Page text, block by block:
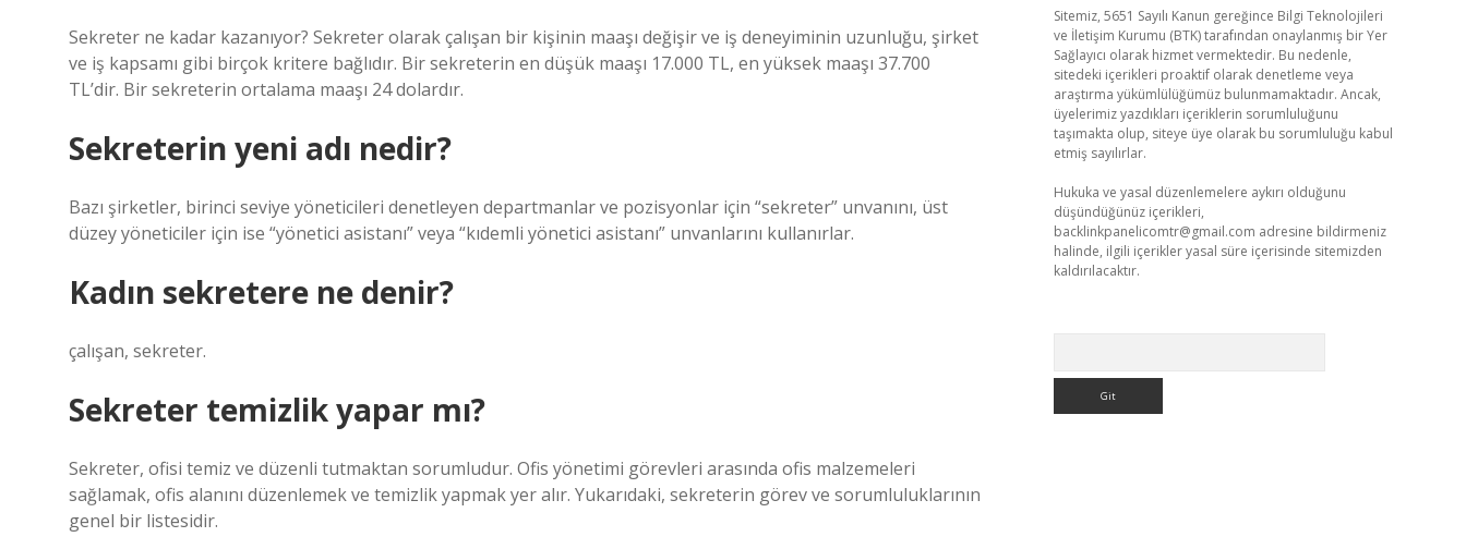
Sekreter ne kadar kazanıyor? Sekreter olarak çalışan bir kişinin maaşı değişir ve iş deneyiminin uzunluğu, şirket
ve iş kapsamı gibi birçok kritere bağlıdır. Bir sekreterin en düşük maaşı 17.000 TL, en yüksek maaşı 37.700
TL’dir. Bir sekreterin ortalama maaşı 24 dolardır.
Sekreterin yeni adı nedir?
Bazı şirketler, birinci seviye yöneticileri denetleyen departmanlar ve pozisyonlar için “sekreter” unvanını, üst
düzey yöneticiler için ise “yönetici asistanı” veya “kıdemli yönetici asistanı” unvanlarını kullanırlar.
Kadın sekretere ne denir?
çalışan, sekreter.
Sekreter temizlik yapar mı?
Sekreter, ofisi temiz ve düzenli tutmaktan sorumludur. Ofis yönetimi görevleri arasında ofis malzemeleri
sağlamak, ofis alanını düzenlemek ve temizlik yapmak yer alır. Yukarıdaki, sekreterin görev ve sorumluluklarının
genel bir listesidir.
Sitemiz, 5651 Sayılı Kanun gereğince Bilgi Teknolojileri
ve İletişim Kurumu (BTK) tarafından onaylanmış bir Yer
Sağlayıcı olarak hizmet vermektedir. Bu nedenle,
sitedeki içerikleri proaktif olarak denetleme veya
araştırma yükümlülüğümüz bulunmamaktadır. Ancak,
üyelerimiz yazdıkları içeriklerin sorumluluğunu
taşımakta olup, siteye üye olarak bu sorumluluğu kabul
etmiş sayılırlar.
Hukuka ve yasal düzenlemelere aykırı olduğunu
düşündüğünüz içerikleri,
backlinkpanelicomtr@gmail.com adresine bildirmeniz
halinde, ilgili içerikler yasal süre içerisinde sitemizden
kaldırılacaktır.